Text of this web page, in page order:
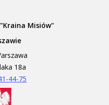
Misiów"
18a
44-75